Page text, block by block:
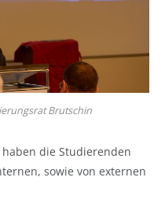
Brutschin
die Studierenden
sowie von externen